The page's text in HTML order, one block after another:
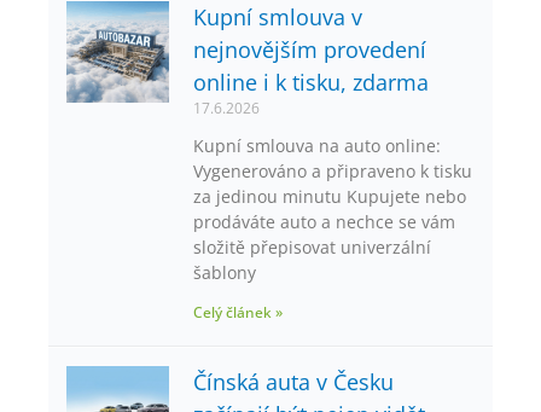
Kupní smlouva v
nejnovějším provedení
online i k tisku, zdarma
17.6.2026
Kupní smlouva na auto online:
Vygenerováno a připraveno k tisku
za jedinou minutu Kupujete nebo
prodáváte auto a nechce se vám
složitě přepisovat univerzální
šablony
Celý článek »
Čínská auta v Česku